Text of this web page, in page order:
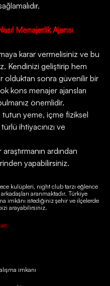
Menajerlik Ajansı
karar vermelisiniz ve bu
Kendinizi geliştirip hem
olduktan sonra güvenilir bir
kons menajer ajansları
önemlidir.
tutun yeme, içme fiziksel
ihtiyacınızı ve
ardından
yapabilirsiniz.
kulüpleri, night club tarzı eğlence
aranmaktadır. Türkiye
imkânı istediğiniz şehir ve ilçelerde
arayabilirsiniz.
imkanı